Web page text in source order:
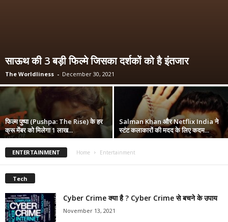
साऊथ की 3 बड़ी फिल्मे जिसका दर्शकों को है इंतजार
The Worldliness - December 30, 2021
फिल्म पुष्पा (Pushpa: The Rise) के हर
क्रू मेंबर को मिलेगा 1 लाख...
Salman Khan और Netflix India ने
स्टंट कलाकारों की मदद के लिए कदम...
ENTERTAINMENT Home Entertainment
Tech
Cyber Crime क्या है ? Cyber Crime से बचने के उपाय
November 13, 2021